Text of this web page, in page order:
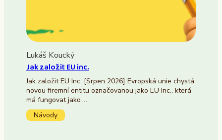
Lukáš Koucký
Jak založit EU inc.
Jak založit EU Inc. [Srpen 2026] Evropská unie chystá
novou firemní entitu označovanou jako EU Inc., která
má fungovat jako…
Návody